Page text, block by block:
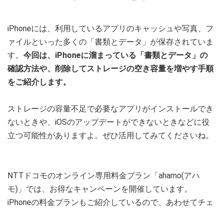
iPhoneには、利用しているアプリのキャッシュや写真、フ
ァイルといった多くの「書類とデータ」が保存されていま
す。 今回は、iPhoneに溜まっている「書類とデータ」の
確認方法や、削除してストレージの空き容量を増やす手順
をご紹介します。
ストレージの容量不足で必要なアプリがインストールでき
ないときや、iOSのアップデートができないときなどに役
立つ可能性がありますよ。ぜひ活用してみてくださいね。
NTTドコモのオンライン専用料金プラン「ahamo(アハ
モ)」では、お得なキャンペーンを開催しています。
iPhoneの料金プランもご紹介しているので、あわせてチェ